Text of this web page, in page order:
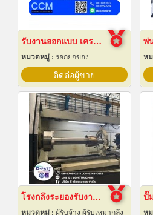
รับงานออกแบบ เครนโรงงาน
หมวดหมู่ : รอกยกของ
ติดต่อผู้ขาย
พ่
ห
โรงกลึงระยองรับงานผลิตด่วน
หมวดหมู่ : ผู้รับจ้าง ผู้รับเหมากลึง ห